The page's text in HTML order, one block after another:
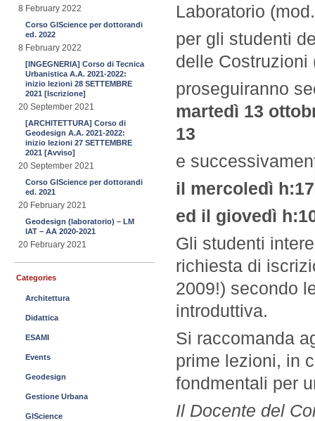
Laboratorio
per gli studenti
delle Costruzioni
proseguiranno
martedì 13
13
e
il mercoledì
ed il giovedì
Gli studenti
richiesta di
2009!) secondo
introduttiva.
Si raccomanda
prime lezioni, in
fondmentali per
Il Docente del
8 February 2022
Corso GIScience per dottorandi
ed. 2022
8 February 2022
[INGEGNERIA] Corso di Tecnica
Urbanistica A.A. 2021-2022:
inizio lezioni 28 SETTEMBRE
2021 [Iscrizione]
20 September 2021
[ARCHITETTURA] Corso di
Geodesign A.A. 2021-2022:
inizio lezioni 27 SETTEMBRE
2021 [Avviso]
20 September 2021
Corso GIScience per dottorandi
ed. 2021
20 February 2021
Geodesign (laboratorio) – LM
IAT – AA 2020-2021
20 February 2021
Categories
Architettura
Didattica
ESAMI
Events
Geodesign
Gestione Urbana
GIScience